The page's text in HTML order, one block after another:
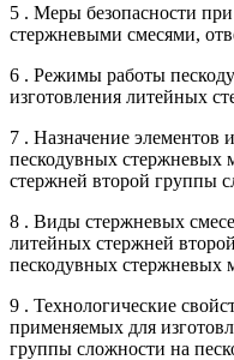
5 . Меры безопасности
стержневыми смесями,
6 . Режимы работы
изготовления литейных
7 . Назначение элементов
пескодувных стержневых
стержней второй группы
8 . Виды стержневых
литейных стержней
пескодувных стержневых
9 . Технологические
применяемых для
группы сложности на